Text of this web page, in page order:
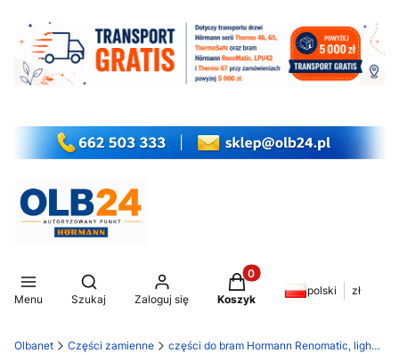
Menu
Otwórz wyszukiwarkę
Szukaj Zaloguj się
Produkty w koszyku: 0.
Koszyk
polski zł
Olbanet Części zamienne części do bram Hormann Renomatic, light EcoStar